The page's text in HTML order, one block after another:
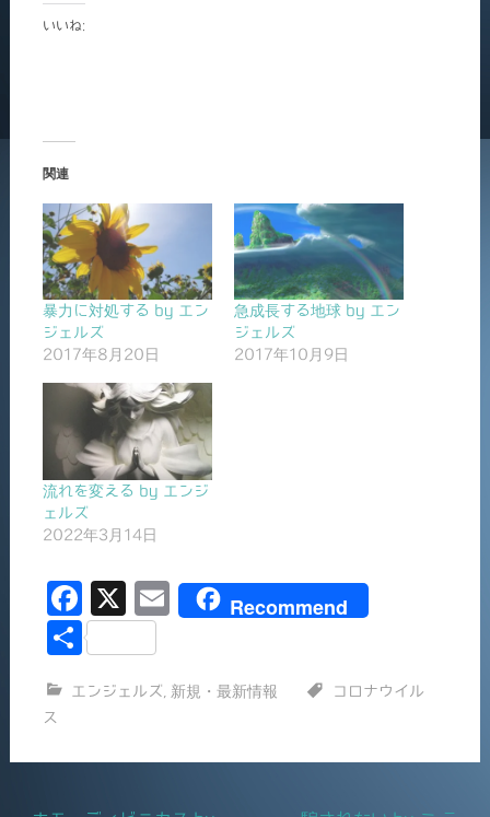
いいね:
関連
暴力に対処する by エン
ジェルズ
2017年8月20日
急成長する地球 by エン
ジェルズ
2017年10月9日
流れを変える by エンジ
ェルズ
2022年3月14日
F
a
e
o
o
X
E
l
Recommend
共
エンジェルズ 新規・最新情報
コロナウイル
ス